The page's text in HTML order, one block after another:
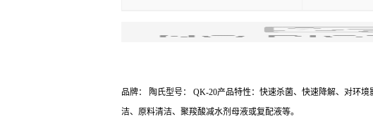
品牌： 陶氏型号： QK-20产品特性：快速杀菌、快速降解、对环境
洁、原料清洁、聚羧酸减水剂母液或复配液等。